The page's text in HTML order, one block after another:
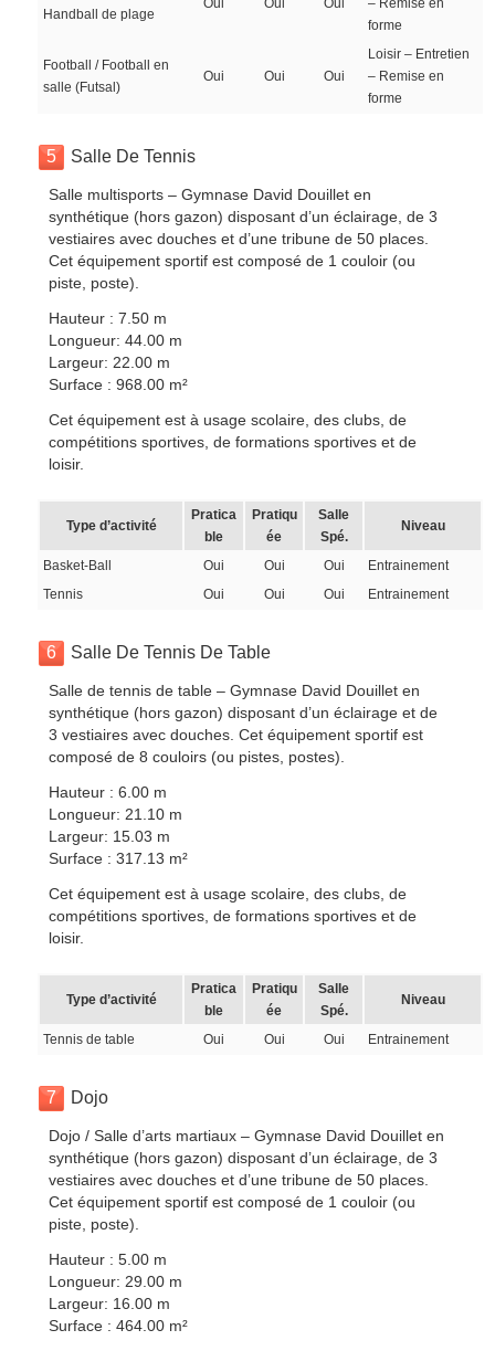
Handball de plage
Oui Oui Oui
– Remise en
forme
Football / Football en
salle (Futsal)
Oui Oui Oui
Loisir – Entretien
– Remise en
forme
5 Salle De Tennis
Salle multisports – Gymnase David Douillet en
synthétique (hors gazon) disposant d’un éclairage, de 3
vestiaires avec douches et d’une tribune de 50 places.
Cet équipement sportif est composé de 1 couloir (ou
piste, poste).
Hauteur : 7.50 m
Longueur: 44.00 m
Largeur: 22.00 m
Surface : 968.00 m²
Cet équipement est à usage scolaire, des clubs, de
compétitions sportives, de formations sportives et de
loisir.
Type d’activité
Pratica
ble
Pratiqu
ée
Salle
Spé.
Niveau
Basket-Ball Oui Oui Oui
Entrainement
Tennis
Oui Oui Oui Entrainement
6 Salle De Tennis De Table
Salle de tennis de table – Gymnase David Douillet en
synthétique (hors gazon) disposant d’un éclairage et de
3 vestiaires avec douches. Cet équipement sportif est
composé de 8 couloirs (ou pistes, postes).
Hauteur : 6.00 m
Longueur: 21.10 m
Largeur: 15.03 m
Surface : 317.13 m²
Cet équipement est à usage scolaire, des clubs, de
compétitions sportives, de formations sportives et de
loisir.
Type d’activité
Pratica
ble
Pratiqu
ée
Salle
Spé.
Niveau
Tennis de table Oui Oui Oui Entrainement
7 Dojo
Dojo / Salle d’arts martiaux – Gymnase David Douillet en
synthétique (hors gazon) disposant d’un éclairage, de 3
vestiaires avec douches et d’une tribune de 50 places.
Cet équipement sportif est composé de 1 couloir (ou
piste, poste).
Hauteur : 5.00 m
Longueur: 29.00 m
Largeur: 16.00 m
Surface : 464.00 m²